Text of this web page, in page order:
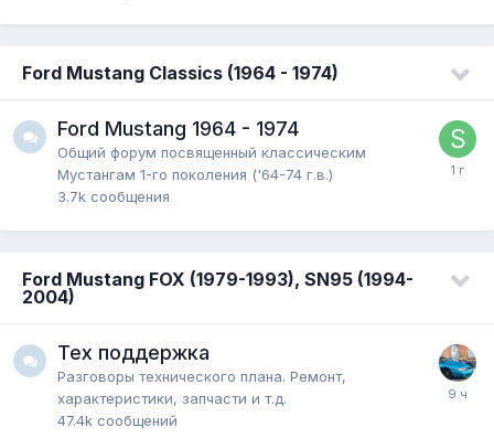
Ford Mustang Classics (1964 - 1974)
Ford Mustang 1964 - 1974
Общий форум посвященный классическим
Мустангам 1-го поколения ('64-74 г.в.)
3.7k сообщения
Ford Mustang FOX (1979-1993), SN95 (1994-
2004)
Тех поддержка
Разговоры технического плана. Ремонт,
характеристики, запчасти и т.д.
47.4k сообщений